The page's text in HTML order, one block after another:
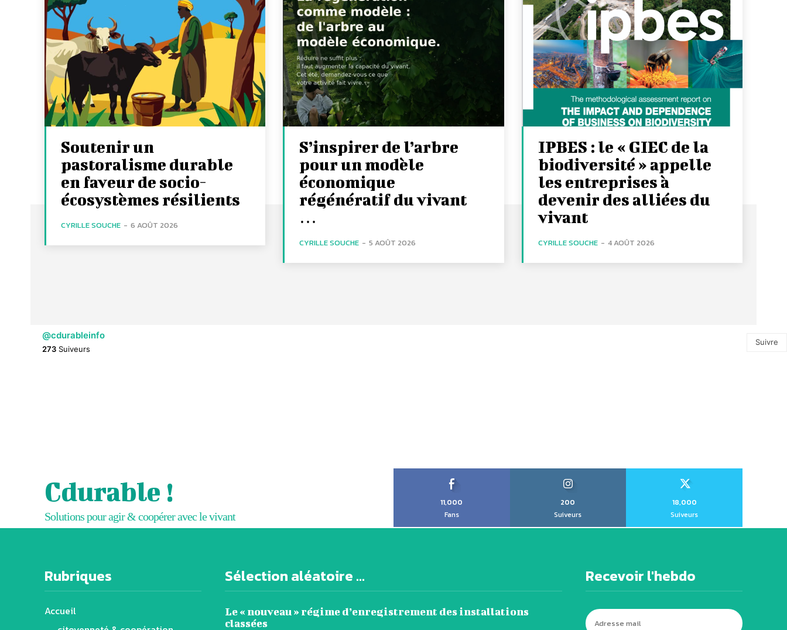
Soutenir un
pastoralisme durable
en faveur de socio-
écosystèmes résilients
CYRILLE SOUCHE - 6 AOÛT 2026
S’inspirer de l’arbre
pour un modèle
économique
régénératif du vivant
…
CYRILLE SOUCHE - 5 AOÛT 2026
IPBES : le « GIEC de la
biodiversité » appelle
les entreprises à
devenir des alliées du
vivant
CYRILLE SOUCHE - 4 AOÛT 2026
@cdurableinfo
273 Suiveurs
Suivre
Cdurable !
Solutions pour agir & coopérer avec le vivant
11,000
Fans
200
Suiveurs
18,000
Suiveurs
Rubriques
Accueil
Sélection aléatoire ...
Le « nouveau » régime d’enregistrement des installations
classées
Recevoir l'hebdo